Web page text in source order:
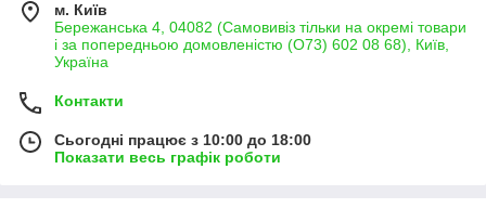
м. Київ
Бережанська 4, 04082 (Самовивіз тільки на окремі товари
і за попередньою домовленістю (О73) 602 08 68), Київ,
Україна
Контакти
Сьогодні працює з 10:00 до 18:00
Показати весь графік роботи